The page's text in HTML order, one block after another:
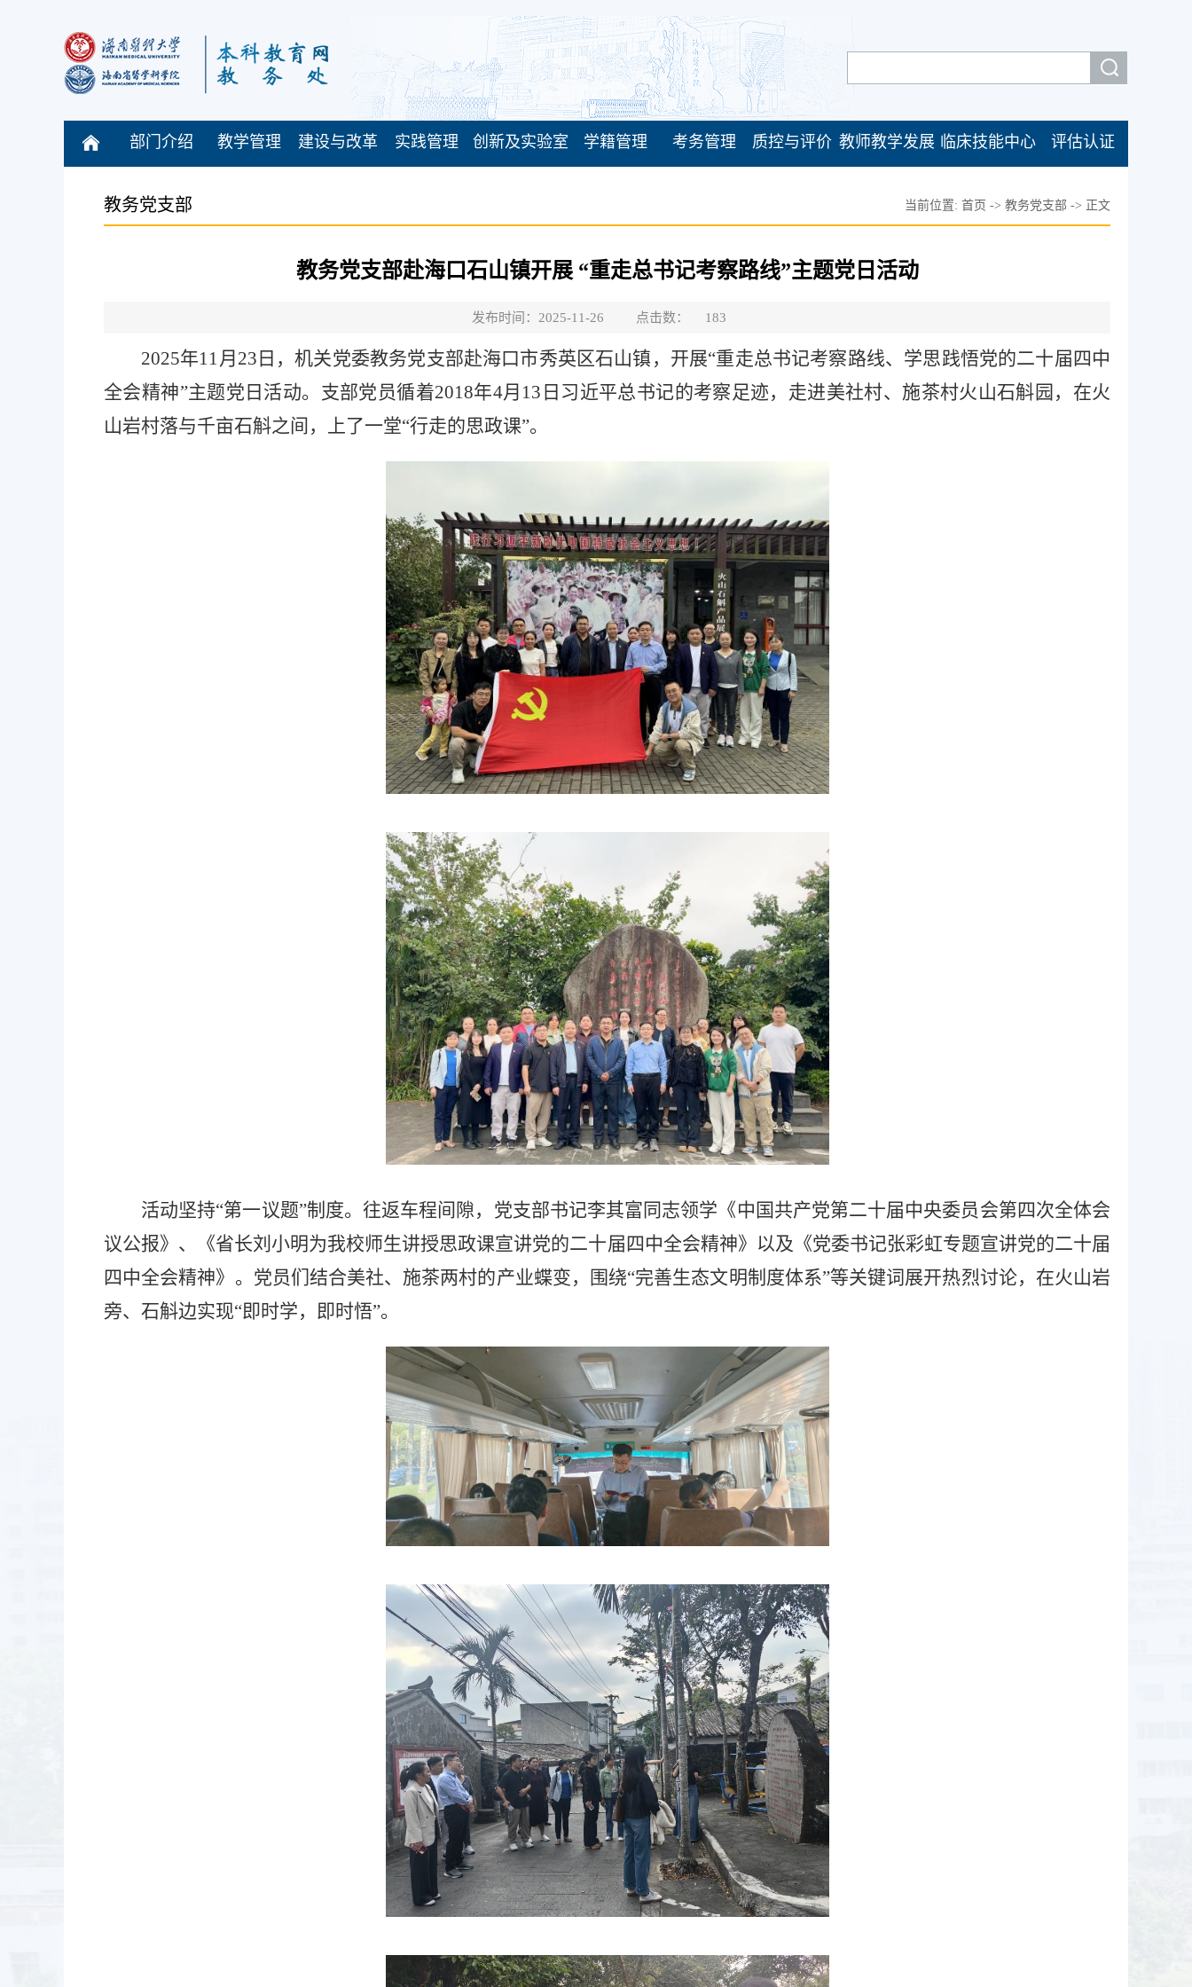
部门介绍 教学管理 建设与改革 实践管理 创新及实验室 学籍管理 考务管理 质控与评价 教师教学发展 临床技能中心 评估认证
教务党支部 当前位置: 首页 -> 教务党支部 -> 正文
教务党支部赴海口石山镇开展 “重走总书记考察路线”主题党日活动
发布时间：2025-11-26 点击数： 183
2025年11月23日，机关党委教务党支部赴海口市秀英区石山镇，开展“重走总书记考察路线、学思践悟党的二十届四中
全会精神”主题党日活动。支部党员循着2018年4月13日习近平总书记的考察足迹，走进美社村、施茶村火山石斛园，在火
山岩村落与千亩石斛之间，上了一堂“行走的思政课”。
活动坚持“第一议题”制度。往返车程间隙， 党支部书记李其富同志领学《中国共产党第二十届中央委员会第四次全体会
议公报》 、《省长刘小明为我校师生讲授思政课宣讲党的二十届四中全会精神》以及《党委书记张彩虹专题宣讲党的二十届
四中全会精神》 。党员们结合美社、施茶两村的产业蝶变，围绕“完善生态文明制度体系”等关键词展开热烈讨论，在火山岩
旁、石斛边实现“即时学， 即时悟”。